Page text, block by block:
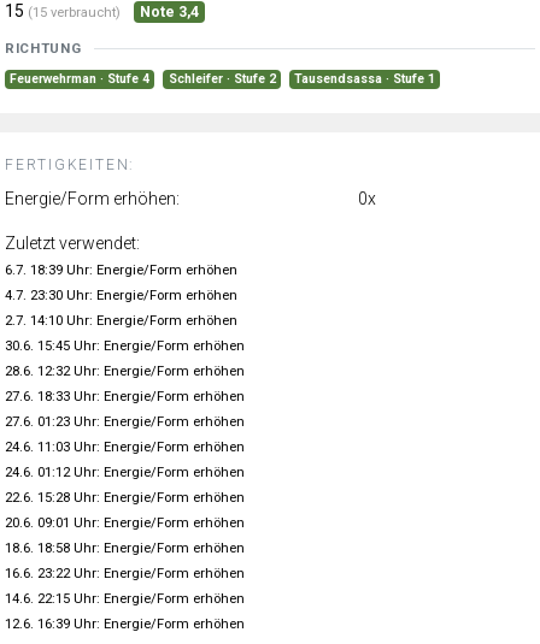
15 (15 verbraucht) Note 3,4
RICHTUNG
Feuerwehrman · Stufe 4 Schleifer · Stufe 2 Tausendsassa · Stufe 1
FERTIGKEITEN:
Energie/Form erhöhen: 0x
Zuletzt verwendet:
6.7. 18:39 Uhr: Energie/Form erhöhen
4.7. 23:30 Uhr: Energie/Form erhöhen
2.7. 14:10 Uhr: Energie/Form erhöhen
30.6. 15:45 Uhr: Energie/Form erhöhen
28.6. 12:32 Uhr: Energie/Form erhöhen
27.6. 18:33 Uhr: Energie/Form erhöhen
27.6. 01:23 Uhr: Energie/Form erhöhen
24.6. 11:03 Uhr: Energie/Form erhöhen
24.6. 01:12 Uhr: Energie/Form erhöhen
22.6. 15:28 Uhr: Energie/Form erhöhen
20.6. 09:01 Uhr: Energie/Form erhöhen
18.6. 18:58 Uhr: Energie/Form erhöhen
16.6. 23:22 Uhr: Energie/Form erhöhen
14.6. 22:15 Uhr: Energie/Form erhöhen
12.6. 16:39 Uhr: Energie/Form erhöhen